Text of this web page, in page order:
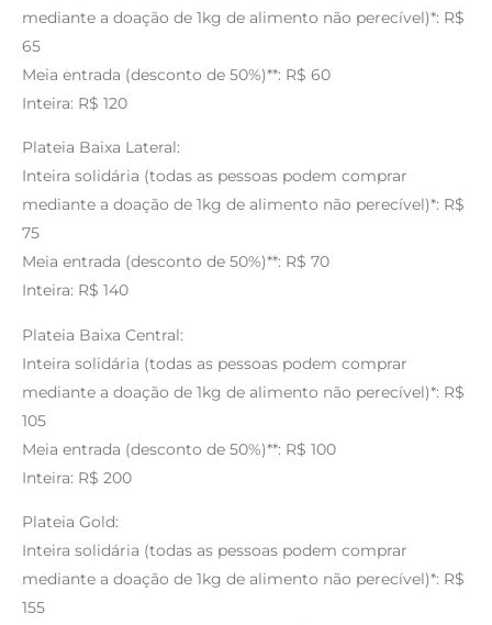
mediante a doação de 1kg de alimento não perecível)*: R$
65
Meia entrada (desconto de 50%)**: R$ 60
Inteira: R$ 120
Plateia Baixa Lateral:
Inteira solidária (todas as pessoas podem comprar
mediante a doação de 1kg de alimento não perecível)*: R$
75
Meia entrada (desconto de 50%)**: R$ 70
Inteira: R$ 140
Plateia Baixa Central:
Inteira solidária (todas as pessoas podem comprar
mediante a doação de 1kg de alimento não perecível)*: R$
105
Meia entrada (desconto de 50%)**: R$ 100
Inteira: R$ 200
Plateia Gold:
Inteira solidária (todas as pessoas podem comprar
mediante a doação de 1kg de alimento não perecível)*: R$
155